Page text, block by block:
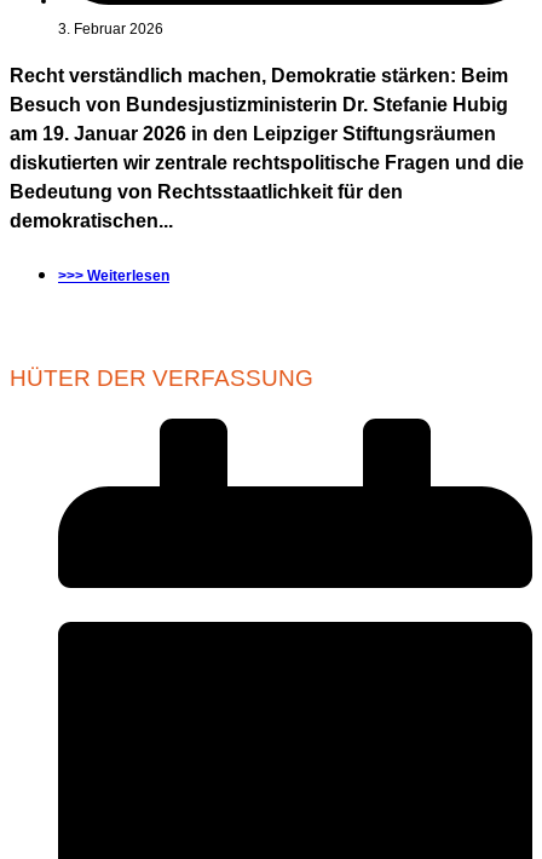
3. Februar 2026
Recht verständlich machen, Demokratie stärken: Beim
Besuch von Bundesjustizministerin Dr. Stefanie Hubig
am 19. Januar 2026 in den Leipziger Stiftungsräumen
diskutierten wir zentrale rechtspolitische Fragen und die
Bedeutung von Rechtsstaatlichkeit für den
demokratischen...
>>> Weiterlesen
HÜTER DER VERFASSUNG